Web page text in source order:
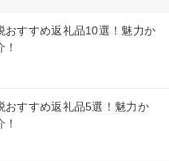
おすすめ返礼品10選！魅力か
おすすめ返礼品5選！魅力か